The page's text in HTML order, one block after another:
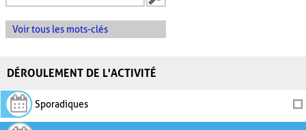
Voir tous les mots-clés
DÉROULEMENT DE L'ACTIVITÉ
Sporadiques